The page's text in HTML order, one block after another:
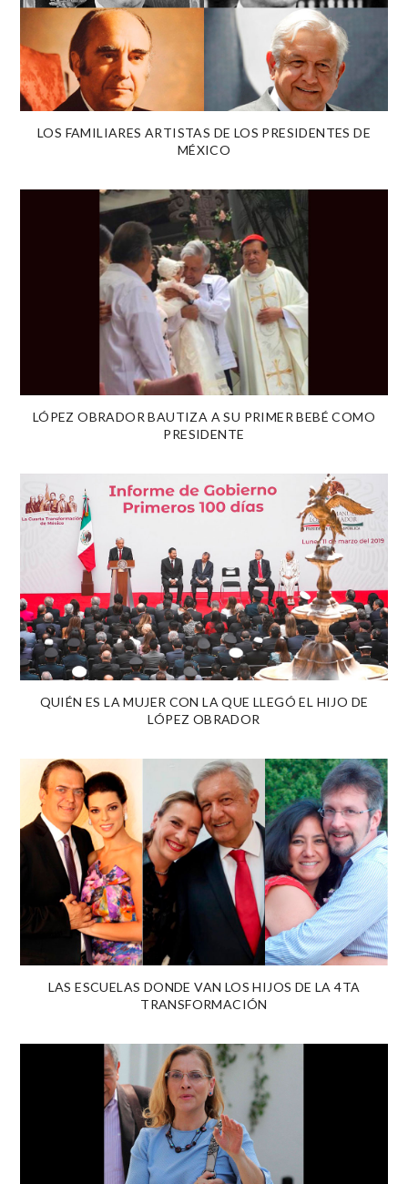
LOS FAMILIARES ARTISTAS DE LOS PRESIDENTES DE
MÉXICO
LÓPEZ OBRADOR BAUTIZA A SU PRIMER BEBÉ COMO
PRESIDENTE
QUIÉN ES LA MUJER CON LA QUE LLEGÓ EL HIJO DE
LÓPEZ OBRADOR
LAS ESCUELAS DONDE VAN LOS HIJOS DE LA 4TA
TRANSFORMACIÓN